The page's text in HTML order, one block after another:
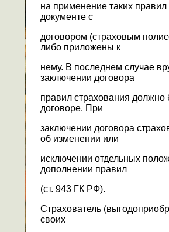
на применение таких
документе с
договором (страховым
либо приложены к
нему. В последнем случае
заключении договора
правил страхования должно
договоре. При
заключении договора
об изменении или
исключении отдельных
дополнении правил
(ст. 943 ГК РФ).
Страхователь
своих